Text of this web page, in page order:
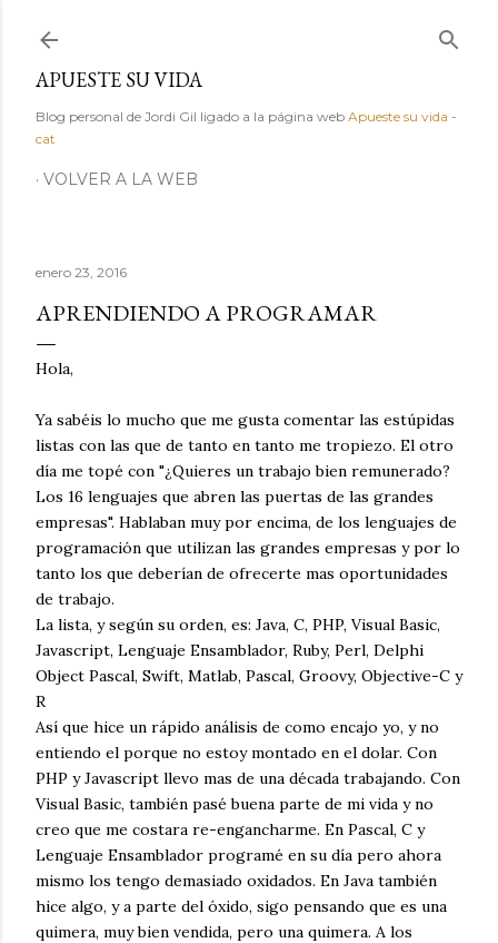
APUESTE SU VIDA
Blog personal de Jordi Gil ligado a la página web Apueste su vida -
cat
VOLVER A LA WEB
enero 23, 2016
APRENDIENDO A PROGRAMAR
Hola,
Ya sabéis lo mucho que me gusta comentar las estúpidas
listas con las que de tanto en tanto me tropiezo. El otro
día me topé con "¿Quieres un trabajo bien remunerado?
Los 16 lenguajes que abren las puertas de las grandes
empresas". Hablaban muy por encima, de los lenguajes de
programación que utilizan las grandes empresas y por lo
tanto los que deberían de ofrecerte mas oportunidades
de trabajo.
La lista, y según su orden, es: Java, C, PHP, Visual Basic,
Javascript, Lenguaje Ensamblador, Ruby, Perl, Delphi
Object Pascal, Swift, Matlab, Pascal, Groovy, Objective-C y
R
Así que hice un rápido análisis de como encajo yo, y no
entiendo el porque no estoy montado en el dolar. Con
PHP y Javascript llevo mas de una década trabajando. Con
Visual Basic, también pasé buena parte de mi vida y no
creo que me costara re-engancharme. En Pascal, C y
Lenguaje Ensamblador programé en su día pero ahora
mismo los tengo demasiado oxidados. En Java también
hice algo, y a parte del óxido, sigo pensando que es una
quimera, muy bien vendida, pero una quimera. A los